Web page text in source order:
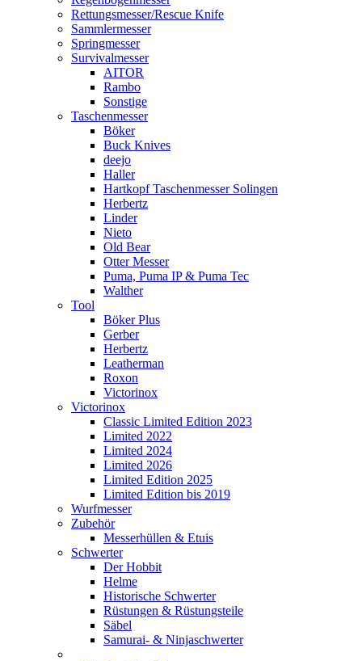
Rettungsmesser/Rescue Knife
Sammlermesser
Springmesser
Survivalmesser
AITOR
Rambo
Sonstige
Taschenmesser
Böker
Buck Knives
deejo
Haller
Hartkopf Taschenmesser Solingen
Herbertz
Linder
Nieto
Old Bear
Otter Messer
Puma, Puma IP & Puma Tec
Walther
Tool
Böker Plus
Gerber
Herbertz
Leatherman
Roxon
Victorinox
Victorinox
Classic Limited Edition 2023
Limited 2022
Limited 2024
Limited 2026
Limited Edition 2025
Limited Edition bis 2019
Wurfmesser
Zubehör
Messerhüllen & Etuis
Schwerter
Der Hobbit
Helme
Historische Schwerter
Rüstungen & Rüstungsteile
Säbel
Samurai- & Ninjaschwerter